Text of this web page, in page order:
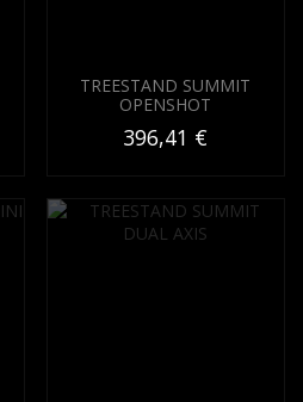
TREESTAND SUMMIT
OPENSHOT
396,41 €